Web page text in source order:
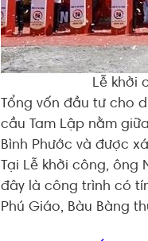
Lễ khởi
Tổng vốn đầu tư cho
cầu Tam Lập nằm
Bình Phước và được
Tại Lễ khởi công, ông
đây là công trình có
Phú Giáo, Bàu Bàng